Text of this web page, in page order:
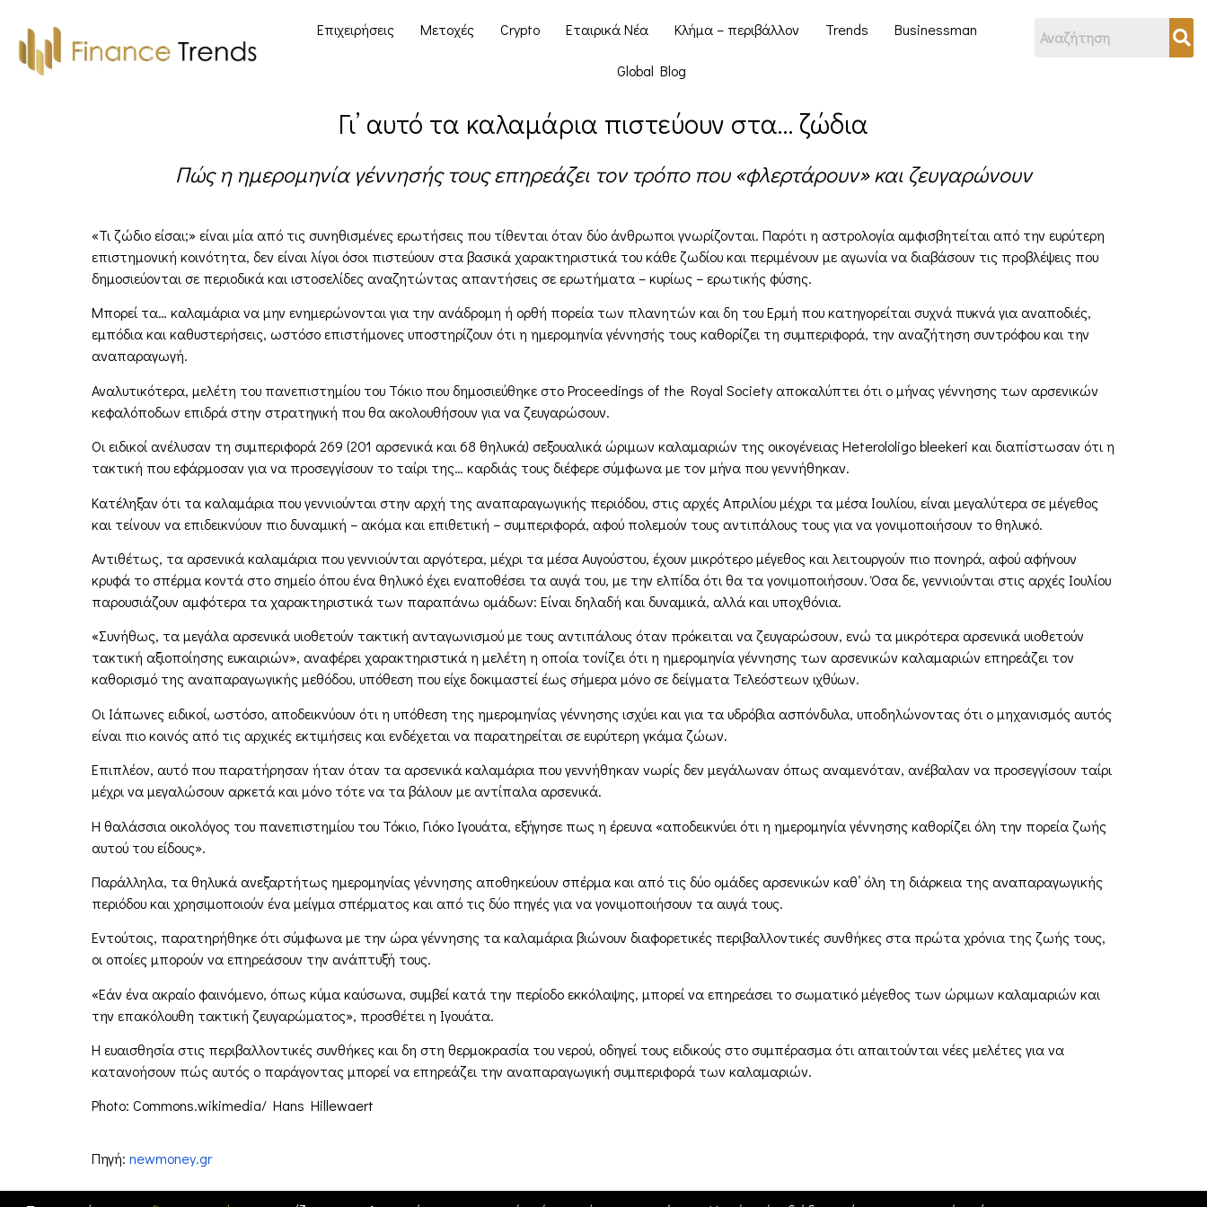
Επιχειρήσεις Μετοχές Crypto Εταιρικά Νέα Κλήμα – περιβάλλον Trends Businessman
Global Blog
Γι’ αυτό τα καλαμάρια πιστεύουν στα… ζώδια
Πώς η ημερομηνία γέννησής τους επηρεάζει τον τρόπο που «φλερτάρουν» και ζευγαρώνουν
«Τι ζώδιο είσαι;» είναι μία από τις συνηθισμένες ερωτήσεις που τίθενται όταν δύο άνθρωποι γνωρίζονται. Παρότι η αστρολογία αμφισβητείται από την ευρύτερη
επιστημονική κοινότητα, δεν είναι λίγοι όσοι πιστεύουν στα βασικά χαρακτηριστικά του κάθε ζωδίου και περιμένουν με αγωνία να διαβάσουν τις προβλέψεις που
δημοσιεύονται σε περιοδικά και ιστοσελίδες αναζητώντας απαντήσεις σε ερωτήματα – κυρίως – ερωτικής φύσης.
Μπορεί τα… καλαμάρια να μην ενημερώνονται για την ανάδρομη ή ορθή πορεία των πλανητών και δη του Ερμή που κατηγορείται συχνά πυκνά για αναποδιές,
εμπόδια και καθυστερήσεις, ωστόσο επιστήμονες υποστηρίζουν ότι η ημερομηνία γέννησής τους καθορίζει τη συμπεριφορά, την αναζήτηση συντρόφου και την
αναπαραγωγή.
Αναλυτικότερα, μελέτη του πανεπιστημίου του Τόκιο που δημοσιεύθηκε στο Proceedings of the Royal Society αποκαλύπτει ότι ο μήνας γέννησης των αρσενικών
κεφαλόποδων επιδρά στην στρατηγική που θα ακολουθήσουν για να ζευγαρώσουν.
Οι ειδικοί ανέλυσαν τη συμπεριφορά 269 (201 αρσενικά και 68 θηλυκά) σεξουαλικά ώριμων καλαμαριών της οικογένειας Heterololigo bleekeri και διαπίστωσαν ότι η
τακτική που εφάρμοσαν για να προσεγγίσουν το ταίρι της… καρδιάς τους διέφερε σύμφωνα με τον μήνα που γεννήθηκαν.
Κατέληξαν ότι τα καλαμάρια που γεννιούνται στην αρχή της αναπαραγωγικής περιόδου, στις αρχές Απριλίου μέχρι τα μέσα Ιουλίου, είναι μεγαλύτερα σε μέγεθος
και τείνουν να επιδεικνύουν πιο δυναμική – ακόμα και επιθετική – συμπεριφορά, αφού πολεμούν τους αντιπάλους τους για να γονιμοποιήσουν το θηλυκό.
Αντιθέτως, τα αρσενικά καλαμάρια που γεννιούνται αργότερα, μέχρι τα μέσα Αυγούστου, έχουν μικρότερο μέγεθος και λειτουργούν πιο πονηρά, αφού αφήνουν
κρυφά το σπέρμα κοντά στο σημείο όπου ένα θηλυκό έχει εναποθέσει τα αυγά του, με την ελπίδα ότι θα τα γονιμοποιήσουν. Όσα δε, γεννιούνται στις αρχές Ιουλίου
παρουσιάζουν αμφότερα τα χαρακτηριστικά των παραπάνω ομάδων: Είναι δηλαδή και δυναμικά, αλλά και υποχθόνια.
«Συνήθως, τα μεγάλα αρσενικά υιοθετούν τακτική ανταγωνισμού με τους αντιπάλους όταν πρόκειται να ζευγαρώσουν, ενώ τα μικρότερα αρσενικά υιοθετούν
τακτική αξιοποίησης ευκαιριών», αναφέρει χαρακτηριστικά η μελέτη η οποία τονίζει ότι η ημερομηνία γέννησης των αρσενικών καλαμαριών επηρεάζει τον
καθορισμό της αναπαραγωγικής μεθόδου, υπόθεση που είχε δοκιμαστεί έως σήμερα μόνο σε δείγματα Τελεόστεων ιχθύων.
Οι Ιάπωνες ειδικοί, ωστόσο, αποδεικνύουν ότι η υπόθεση της ημερομηνίας γέννησης ισχύει και για τα υδρόβια ασπόνδυλα, υποδηλώνοντας ότι ο μηχανισμός αυτός
είναι πιο κοινός από τις αρχικές εκτιμήσεις και ενδέχεται να παρατηρείται σε ευρύτερη γκάμα ζώων.
Επιπλέον, αυτό που παρατήρησαν ήταν όταν τα αρσενικά καλαμάρια που γεννήθηκαν νωρίς δεν μεγάλωναν όπως αναμενόταν, ανέβαλαν να προσεγγίσουν ταίρι
μέχρι να μεγαλώσουν αρκετά και μόνο τότε να τα βάλουν με αντίπαλα αρσενικά.
Η θαλάσσια οικολόγος του πανεπιστημίου του Τόκιο, Γιόκο Ιγουάτα, εξήγησε πως η έρευνα «αποδεικνύει ότι η ημερομηνία γέννησης καθορίζει όλη την πορεία ζωής
αυτού του είδους».
Παράλληλα, τα θηλυκά ανεξαρτήτως ημερομηνίας γέννησης αποθηκεύουν σπέρμα και από τις δύο ομάδες αρσενικών καθ’ όλη τη διάρκεια της αναπαραγωγικής
περιόδου και χρησιμοποιούν ένα μείγμα σπέρματος και από τις δύο πηγές για να γονιμοποιήσουν τα αυγά τους.
Εντούτοις, παρατηρήθηκε ότι σύμφωνα με την ώρα γέννησης τα καλαμάρια βιώνουν διαφορετικές περιβαλλοντικές συνθήκες στα πρώτα χρόνια της ζωής τους,
οι οποίες μπορούν να επηρεάσουν την ανάπτυξή τους.
«Εάν ένα ακραίο φαινόμενο, όπως κύμα καύσωνα, συμβεί κατά την περίοδο εκκόλαψης, μπορεί να επηρεάσει το σωματικό μέγεθος των ώριμων καλαμαριών και
την επακόλουθη τακτική ζευγαρώματος», προσθέτει η Ιγουάτα.
Η ευαισθησία στις περιβαλλοντικές συνθήκες και δη στη θερμοκρασία του νερού, οδηγεί τους ειδικούς στο συμπέρασμα ότι απαιτούνται νέες μελέτες για να
κατανοήσουν πώς αυτός ο παράγοντας μπορεί να επηρεάζει την αναπαραγωγική συμπεριφορά των καλαμαριών.
Photo: Commons.wikimedia/ Hans Hillewaert
Πηγή: newmoney.gr